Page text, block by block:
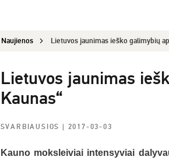
k
Naujienos Lietuvos jaunimas ieško galimybių
Lietuvos jaunimas
Kaunas“
SVARBIAUSIOS | 2017-03-03
Kauno moksleiviai intensyviai